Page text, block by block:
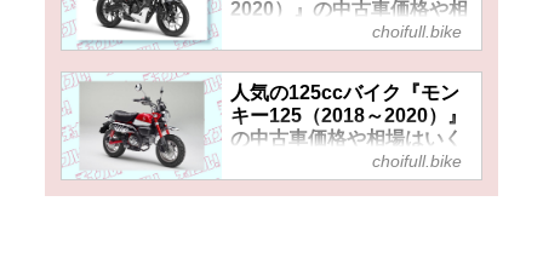
ル！
カワサキが2016年に発売した
125ccのネイキッドスポーツモ
デル『Z125 PRO』は今いくら
で買える？2025年2月時点での
中古車実勢価格やバイク選びの
特長をリサーチします！
▶▶▶『チョイフル！』の公式
2020）』の中古車価格や相
場はいくら？ 維持費も安い
し、初期型なら総額30万円
アンダーの車両も!?【チョ
イフル！おすすめ中古バイ
ク価格リサーチ／2024年10
月版】 - チョイフル！
新世代CBシリーズの125ccモデ
choifull.bike
人気の125ccバイク『モン
キー125（2018～2020）』
の中古車価格や相場はいく
ら？ 初期型でも可愛いデザ
インとレジャーで遊べる楽
choifull.bike